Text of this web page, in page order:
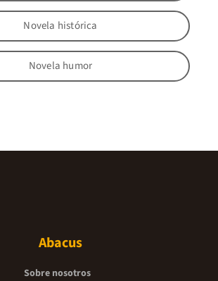
Novela histórica
Novela humor
Abacus
Sobre nosotros